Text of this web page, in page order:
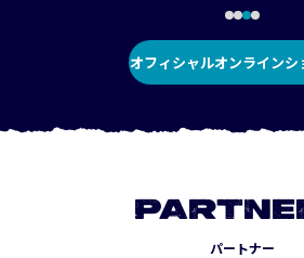
オフィシャルオンラインシ
パートナー